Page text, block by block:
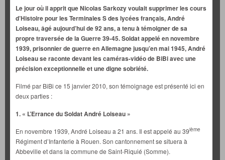
Le jour où il apprit que Nicolas Sarkozy voulait supprimer les cours
d’Histoire pour les Terminales S des lycées français, André
Loiseau, âgé aujourd’hui de 92 ans, a tenu à témoigner de sa
propre traversée de la Guerre 39-45. Soldat appelé en novembre
1939, prisonnier de guerre en Allemagne jusqu’en mai 1945, André
Loiseau se raconte devant les caméras-vidéo de BiBi avec une
précision exceptionnelle et une digne sobriété.
Filmé par BiBi ce 15 janvier 2010, son témoignage est présenté ici en
deux parties :
1. « L’Errance du Soldat André Loiseau »
En novembre 1939, André Loiseau a 21 ans. Il est appelé au 39ième
Régiment d’Infanterie à Rouen. Son cantonnement se situera à
Abbeville et dans la commune de Saint-Riquié (Somme).